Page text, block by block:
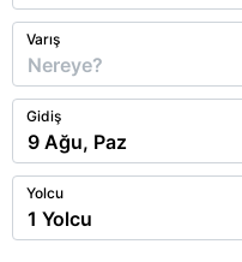
Varış
Gidiş
Yolcu